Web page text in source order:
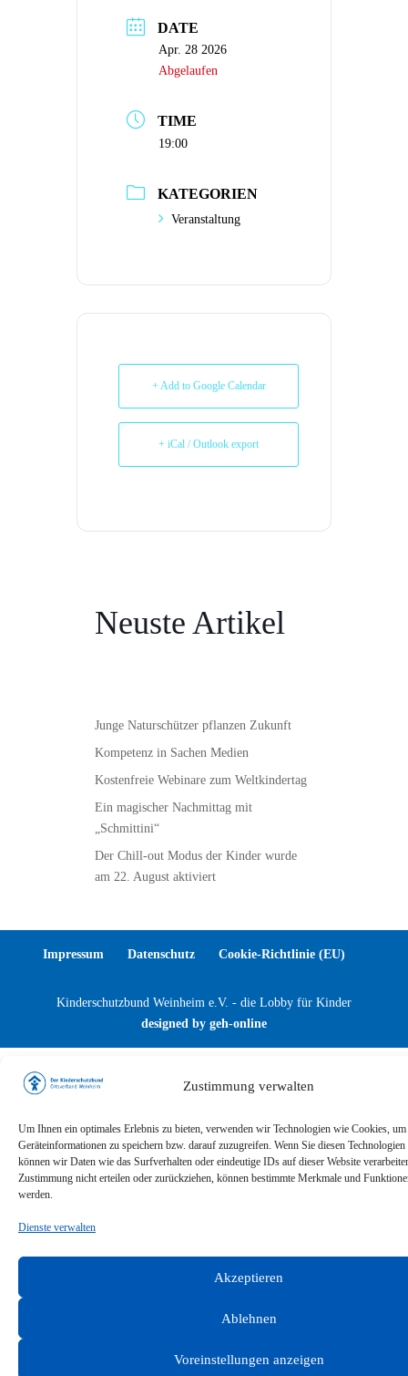
Zustimmung verwalten
Um Ihnen ein optimales Erlebnis zu bieten, verwenden wir Technologien wie Cookies, um
Geräteinformationen zu speichern bzw. darauf zuzugreifen. Wenn Sie diesen
können wir Daten wie das Surfverhalten oder eindeutige IDs auf dieser Website
Zustimmung nicht erteilen oder zurückziehen, können bestimmte Merkmale und
werden.
Dienste verwalten
Akzeptieren
Ablehnen
Voreinstellungen anzeigen
DATE
Apr. 28 2026
Abgelaufen
TIME
19:00
KATEGORIEN
Veranstaltung
+ Add to Google Calendar
+ iCal / Outlook export
Neuste Artikel
Junge Naturschützer pflanzen Zukunft
Kompetenz in Sachen Medien
Kostenfreie Webinare zum Weltkindertag
Ein magischer Nachmittag mit
„Schmittini“
Der Chill-out Modus der Kinder wurde
am 22. August aktiviert
Impressum Datenschutz Cookie-Richtlinie (EU)
Kinderschutzbund Weinheim e.V. - die Lobby für Kinder
designed by geh-online